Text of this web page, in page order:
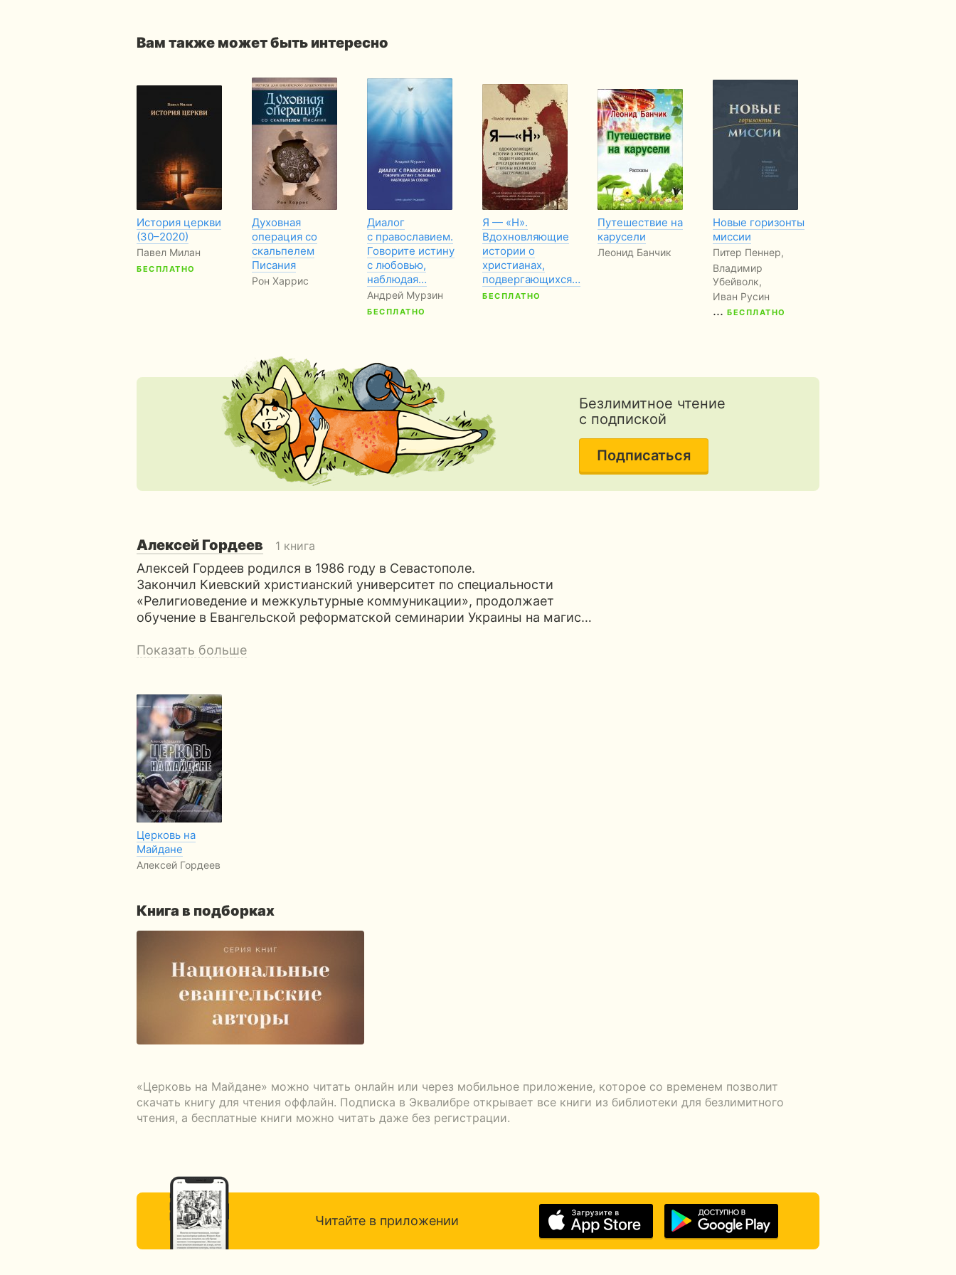
Вам также может быть интересно
История церкви
(30–2020)
Павел Милан
БЕСПЛАТНО
Духовная
операция со
скальпелем
Писания
Рон Харрис
Диалог
с православием.
Говорите истину
с любовью,
наблюдая…
Андрей Мурзин
БЕСПЛАТНО
Я — «Н».
Вдохновляющие
истории о
христианах,
подвергающихся…
БЕСПЛАТНО
Путешествие на
карусели
Леонид Банчик
Новые горизонты
миссии
Питер Пеннер,
Владимир
Убейволк,
Иван Русин
... БЕСПЛАТНО
Безлимитное чтение
с подпиской
Подписаться
Алексей Гордеев 1 книга
Алексей Гордеев родился в 1986 году в Севастополе.
Закончил Киевский христианский университет по специальности
«Религиоведение и межкультурные коммуникации», продолжает
обучение в Евангельской реформатской семинарии Украины на магис…
Показать больше
Церковь на
Майдане
Алексей Гордеев
Книга в подборках
«Церковь на Майдане» можно читать онлайн или через мобильное приложение, которое со временем позволит
скачать книгу для чтения оффлайн. Подписка в Эквалибре открывает все книги из библиотеки для безлимитного
чтения, а бесплатные книги можно читать даже без регистрации.
Читайте в приложении